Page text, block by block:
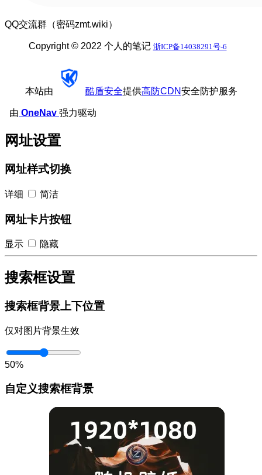
QQ交流群（密码zmt.wiki）
Copyright © 2022 个人的笔记 浙ICP备14038291号-6
本站由 酷盾安全提供高防CDN安全防护服务
由 OneNav 强力驱动
网址设置
网址样式切换
详细 简洁
网址卡片按钮
显示 隐藏
搜索框设置
搜索框背景上下位置
仅对图片背景生效
50%
自定义搜索框背景